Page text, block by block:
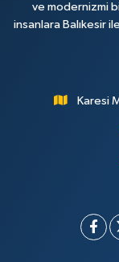
ve modernizmi
insanlara Balıkesir
Karesi